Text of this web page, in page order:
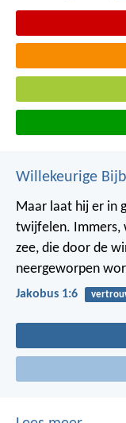
Willekeurige
Maar laat hij er in
twijfelen. Immers,
zee, die door de
neergeworpen
Jakobus 1:6